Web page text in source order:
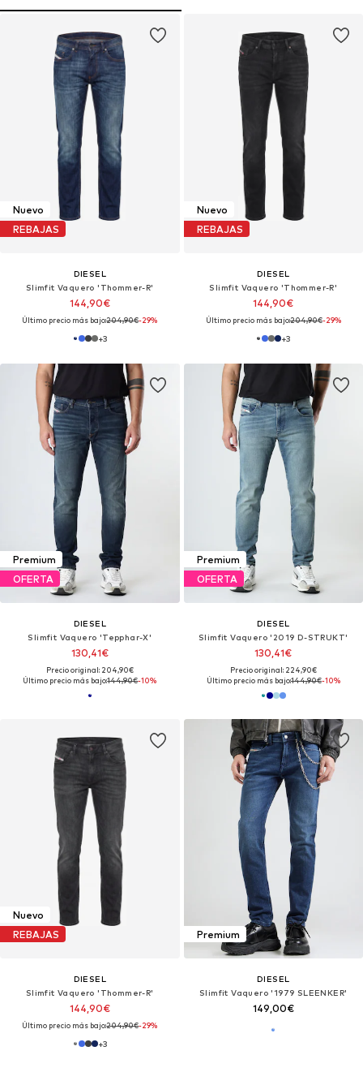
Nuevo
REBAJAS
DIESEL
Slimfit Vaquero 'Thommer-R'
144,90€
Último precio más bajo:204,90€-29%
+3
Nuevo
REBAJAS
DIESEL
Slimfit Vaquero 'Thommer-R'
144,90€
Último precio más bajo:204,90€-29%
+3
Premium
OFERTA
DIESEL
Slimfit Vaquero 'Tepphar-X'
130,41€
Precio original: 204,90€
Último precio más bajo:144,90€-10%
Premium
OFERTA
DIESEL
Slimfit Vaquero '2019 D-STRUKT'
130,41€
Precio original: 224,90€
Último precio más bajo:144,90€-10%
Nuevo
REBAJAS
DIESEL
Slimfit Vaquero 'Thommer-R'
144,90€
Último precio más bajo:204,90€-29%
+3
Premium
DIESEL
Slimfit Vaquero '1979 SLEENKER'
149,00€